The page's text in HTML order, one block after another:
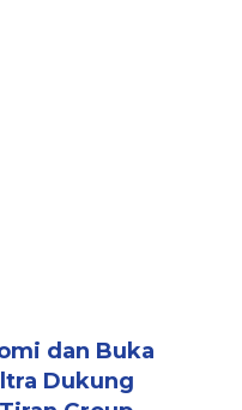
dan Buka
Dukung